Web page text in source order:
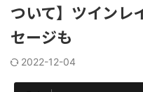
ついて】ツインレ
セージも
2022-12-04